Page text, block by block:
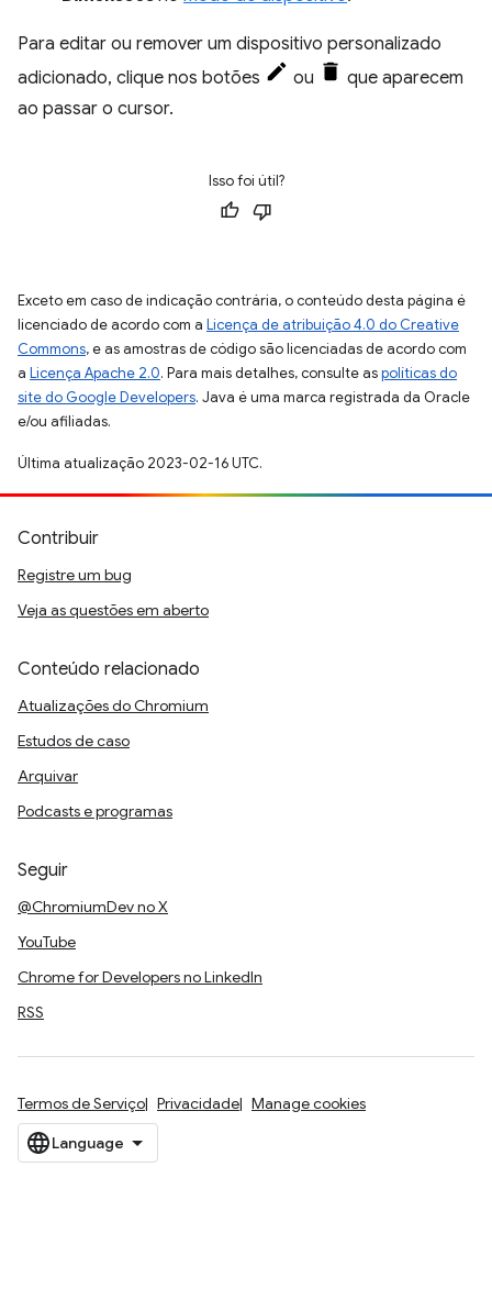
Para editar ou remover um dispositivo personalizado
adicionado, clique nos botões
ou
que aparecem
ao passar o cursor.
Isso foi útil?
Exceto em caso de indicação contrária, o conteúdo desta página é
licenciado de acordo com a Licença de atribuição 4.0 do Creative
Commons, e as amostras de código são licenciadas de acordo com
a Licença Apache 2.0. Para mais detalhes, consulte aspolíticas do
site do Google Developers. Java é uma marca registrada da Oracle
e/ou afiliadas.
Última atualização 2023-02-16 UTC.
Contribuir
Registre um bug
Veja as questões em aberto
Conteúdo relacionado
Atualizações do Chromium
Estudos de caso
Arquivar
Podcasts e programas
Seguir
@ChromiumDev no X
YouTube
Chrome for Developers no LinkedIn
RSS
Termos de Serviço Privacidade Manage cookies